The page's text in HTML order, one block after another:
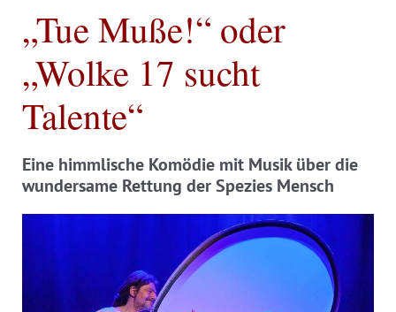
„Tue Muße!“ oder
„Wolke 17 sucht
Talente“
Eine himmlische Komödie mit Musik über die
wundersame Rettung der Spezies Mensch